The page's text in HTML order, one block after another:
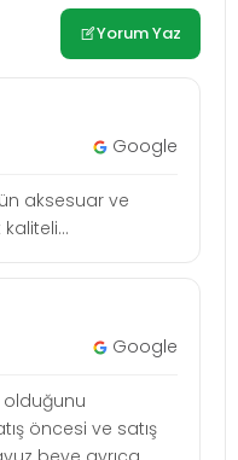
Yorum Yaz
Google
aksesuar ve
Google
olduğunu
öncesi ve satış